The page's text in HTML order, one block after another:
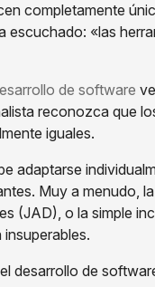
completamente
escuchado: «las
de software
reconozca que
iguales.
adaptarse
Muy a menudo,
(JAD), o la simple
desarrollo de